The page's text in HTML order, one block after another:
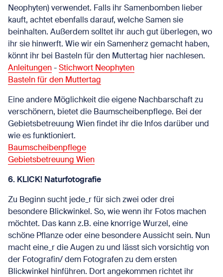
Neophyten) verwendet. Falls ihr Samenbomben lieber
kauft, achtet ebenfalls darauf, welche Samen sie
beinhalten. Außerdem solltet ihr auch gut überlegen, wo
ihr sie hinwerft. Wie wir ein Samenherz gemacht haben,
könnt ihr bei Basteln für den Muttertag hier nachlesen.
Anleitungen-Stichwort Neophyten
Basteln für den Muttertag
Eine andere Möglichkeit die eigene Nachbarschaft zu
verschönern, bietet die Baumscheibenpflege. Bei der
Gebietsbetreuung Wien findet ihr die Infos darüber und
wie es funktioniert.
Baumscheibenpflege
Gebietsbetreuung Wien
6. KLICK! Naturfotografie
Zu Beginn sucht jede_r für sich zwei oder drei
besondere Blickwinkel. So, wie wenn ihr Fotos machen
möchtet. Das kann z.B. eine knorrige Wurzel, eine
schöne Pflanze oder eine besondere Aussicht sein. Nun
macht eine_r die Augen zu und lässt sich vorsichtig von
der Fotografin/ dem Fotografen zu dem ersten
Blickwinkel hinführen. Dort angekommen richtet ihr